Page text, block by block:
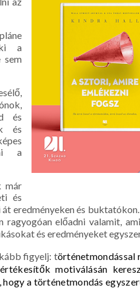
a
sem
és
és
a
már
és
eredményeken és
ragyogóan előadni valamit,
és eredményeket
figyelj: történetmondással
motiválásán
hogy a történetmondás